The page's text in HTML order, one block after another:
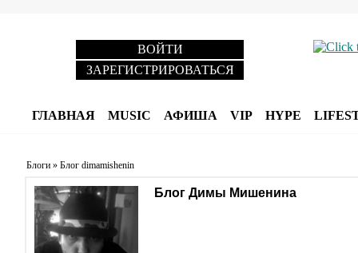
ВОЙТИ
ЗАРЕГИСТРИРОВАТЬСЯ
ГЛАВНАЯ MUSIC АФИША VIP HYPE
Блоги » Блог dimamishenin
Блог Димы Мишенина